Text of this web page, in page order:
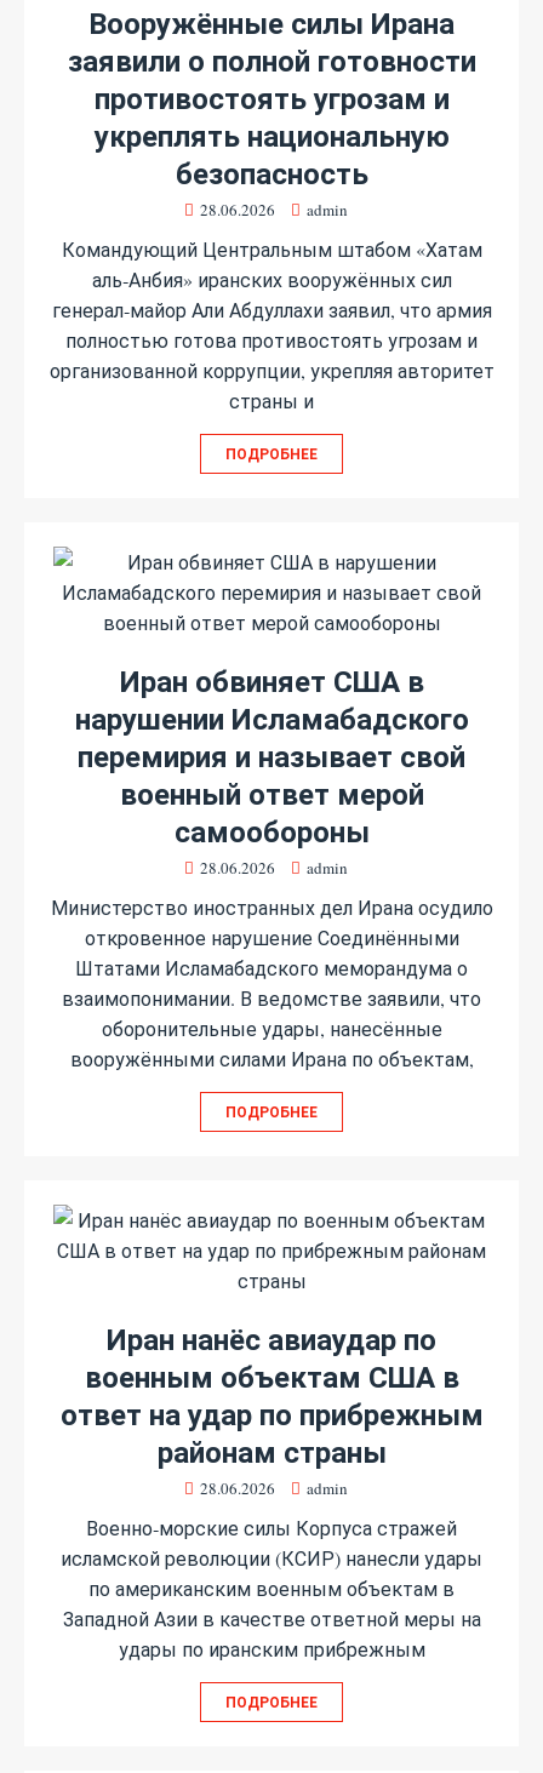
Вооружённые силы Ирана
заявили о полной готовности
противостоять угрозам и
укреплять национальную
безопасность
28.06.2026 admin
Командующий Центральным штабом «Хатам
аль‑Анбия» иранских вооружённых сил
генерал‑майор Али Абдуллахи заявил, что армия
полностью готова противостоять угрозам и
организованной коррупции, укрепляя авторитет
страны и
ПОДРОБНЕЕ
Иран обвиняет США в
нарушении Исламабадского
перемирия и называет свой
военный ответ мерой
самообороны
28.06.2026 admin
Министерство иностранных дел Ирана осудило
откровенное нарушение Соединёнными
Штатами Исламабадского меморандума о
взаимопонимании. В ведомстве заявили, что
оборонительные удары, нанесённые
вооружёнными силами Ирана по объектам,
ПОДРОБНЕЕ
Иран нанёс авиаудар по
военным объектам США в
ответ на удар по прибрежным
районам страны
28.06.2026 admin
Военно‑морские силы Корпуса стражей
исламской революции (КСИР) нанесли удары
по американским военным объектам в
Западной Азии в качестве ответной меры на
удары по иранским прибрежным
ПОДРОБНЕЕ